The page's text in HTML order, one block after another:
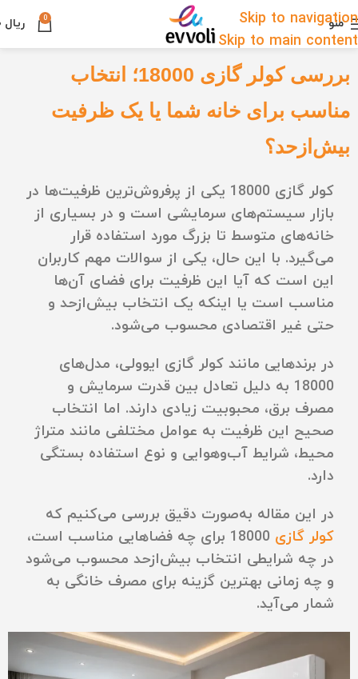
Skip to navigation
Skip to main content
منو 0 ریال
بررسی کولر گازی 18000؛ انتخاب
مناسب برای خانه شما یا یک ظرفیت
بیش‌ازحد؟
کولر گازی 18000 یکی از پرفروش‌ترین ظرفیت‌ها در
بازار سیستم‌های سرمایشی است و در بسیاری از
خانه‌های متوسط تا بزرگ مورد استفاده قرار
می‌گیرد. با این حال، یکی از سوالات مهم کاربران
این است که آیا این ظرفیت برای فضای آن‌ها
مناسب است یا اینکه یک انتخاب بیش‌ازحد و
حتی غیر اقتصادی محسوب می‌شود.
در برندهایی مانند کولر گازی ایوولی، مدل‌های
18000 به دلیل تعادل بین قدرت سرمایش و
مصرف برق، محبوبیت زیادی دارند. اما انتخاب
صحیح این ظرفیت به عوامل مختلفی مانند متراژ
محیط، شرایط آب‌وهوایی و نوع استفاده بستگی
دارد.
در این مقاله به‌صورت دقیق بررسی می‌کنیم که
کولر گازی
18000 برای چه فضاهایی مناسب است،
در چه شرایطی انتخاب بیش‌ازحد محسوب می‌شود
و چه زمانی بهترین گزینه برای مصرف خانگی به
شمار می‌آید.